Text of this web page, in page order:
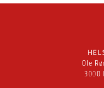
Ole
3000